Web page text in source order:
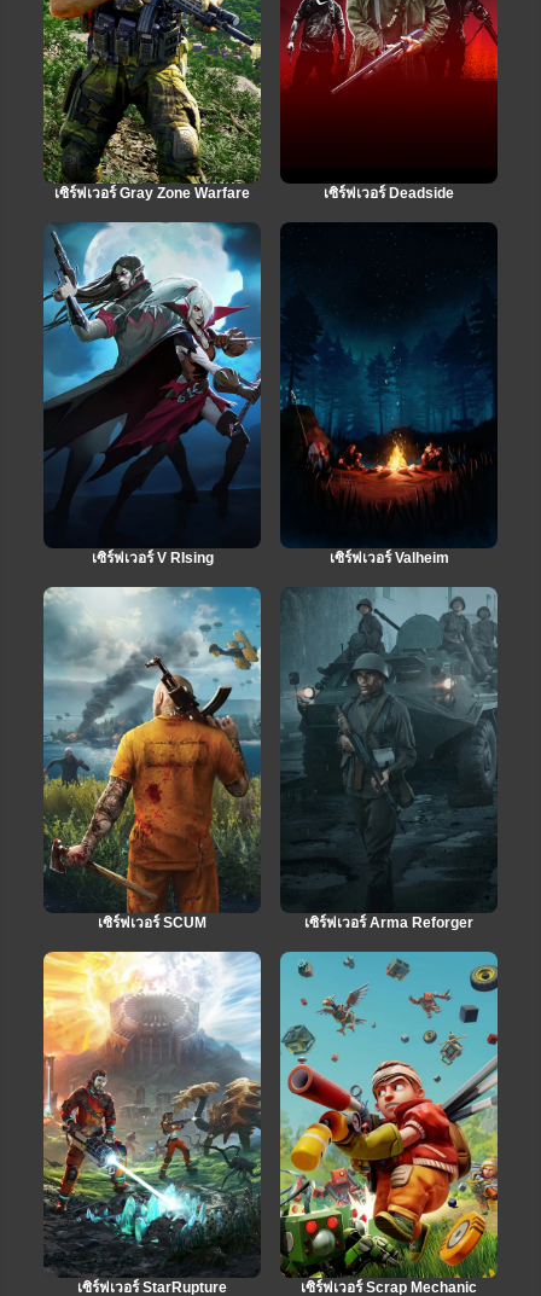
เซิร์ฟเวอร์ Gray Zone Warfare เซิร์ฟเวอร์ Deadside
เซิร์ฟเวอร์ V RIsing เซิร์ฟเวอร์ Valheim
เซิร์ฟเวอร์ SCUM เซิร์ฟเวอร์ Arma Reforger
เซิร์ฟเวอร์ StarRupture เซิร์ฟเวอร์ Scrap Mechanic